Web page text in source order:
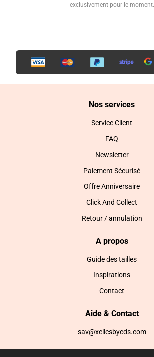
exclusivement pour le moment.
Nos services
Service Client
FAQ
Newsletter
Paiement Sécurisé
Offre Anniversaire
Click And Collect
Retour / annulation
A propos
Guide des tailles
Inspirations
Contact
Aide & Contact
sav@xellesbycds.com